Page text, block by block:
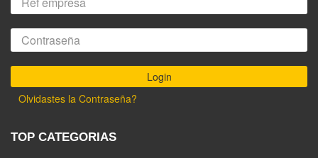
Olvidastes la Contraseña?
TOP CATEGORIAS